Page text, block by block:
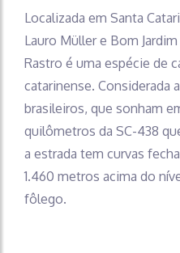
Localizada em Santa
Lauro Müller e Bom
Rastro é uma espécie de
catarinense. Considerada
brasileiros, que sonham
quilômetros da SC-438
a estrada tem curvas
1.460 metros acima do
fôlego.